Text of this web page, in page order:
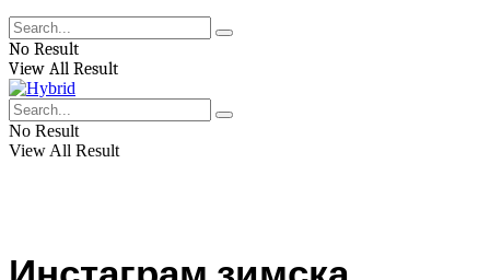
No Result
View All Result
No Result
View All Result